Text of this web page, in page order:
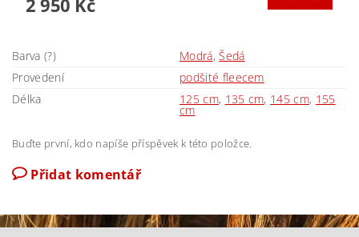
2 950 Kč
Barva (?) Modrá,Šedá
Provedení
podšité fleecem
Délka
125 cm, 135 cm, 145 cm, 155
cm
Buďte první, kdo napíše příspěvek k této položce.
Přidat komentář